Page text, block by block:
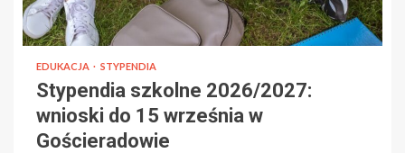
EDUKACJA STYPENDIA
Stypendia szkolne 2026/2027:
wnioski do 15 września w
Gościeradowie